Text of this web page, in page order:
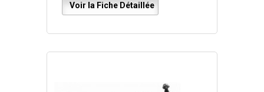
Voir la Fiche Détaillée